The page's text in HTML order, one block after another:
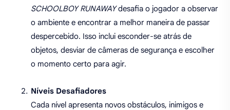
SCHOOLBOY RUNAWAYdesafia o jogador a observar
o ambiente e encontrar a melhor maneira de passar
despercebido. Isso inclui esconder-se atrás de
objetos, desviar de câmeras de segurança e escolher
o momento certo para agir.
Níveis Desafiadores
Cada nível apresenta novos obstáculos, inimigos e